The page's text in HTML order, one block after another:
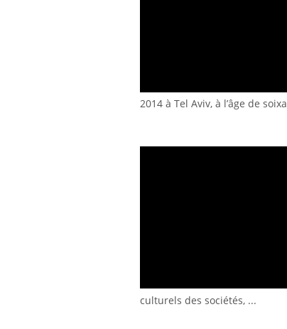
2014 à Tel Aviv, à l’âge de
culturels des sociétés, ...